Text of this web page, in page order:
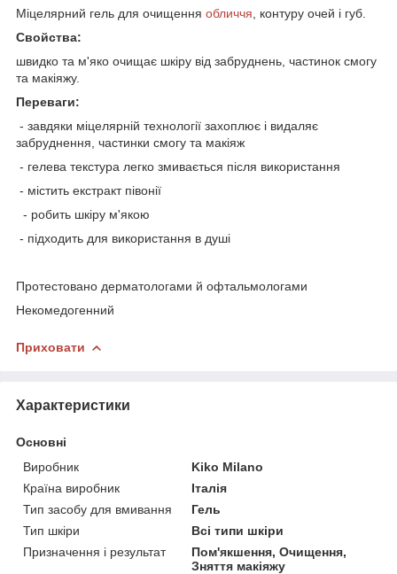
Міцелярний гель для очищення обличчя , контуру очей і губ.
Свойства:
швидко та м'яко очищає шкіру від забруднень, частинок смогу
та макіяжу.
Переваги:
- завдяки міцелярній технології захоплює і видаляє
забруднення, частинки смогу та макіяж
- гелева текстура легко змивається після використання
- містить екстракт півонії
- робить шкіру м'якою
- підходить для використання в душі
Протестовано дерматологами й офтальмологами
Некомедогенний
Приховати
Характеристики
Основні
Виробник
Kiko Milano
Країна виробник
Італія
Тип засобу для вмивання
Гель
Тип шкіри
Всі типи шкіри
Призначення і результат
Пом'якшення, Очищення,
Зняття макіяжу